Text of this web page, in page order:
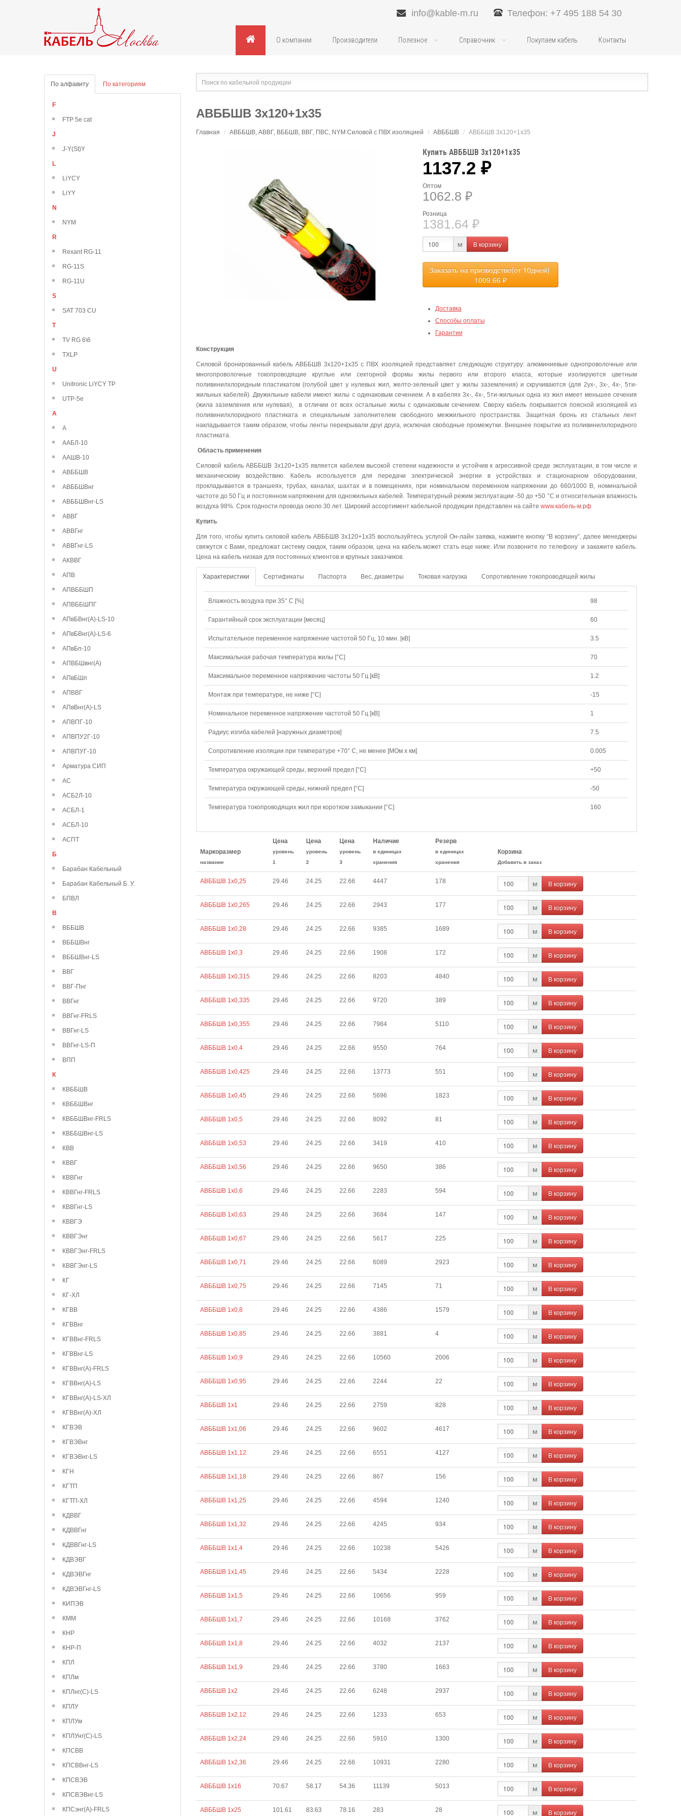
info@kable-m.ru Телефон: +7 495 188 54 30
О компании Производители Полезное Справочник Покупаем кабель Контакты
По алфавиту По категориям
F
FTP 5e cat
J
J-Y(St)Y
L
LiYCY
LiYY
N
NYM
R
Rexant RG-11
RG-11S
RG-11U
S
SAT 703 CU
T
TV RG 6\6
TXLP
U
Unitronic LiYCY TP
UTP-5e
А
А
ААБЛ-10
ААШВ-10
АВББШВ
АВББШВнг
АВББШВнг-LS
АВВГ
АВВГнг
АВВГнг-LS
АКВВГ
АПВ
АПВББШП
АПВББШПГ
АПвБВнг(А)-LS-10
АПвБВнг(А)-LS-6
АПвБп-10
АПВБШвнг(А)
АПвБШп
АПВВГ
АПвВнг(А)-LS
АПВПГ-10
АПВПУ2Г-10
АПВПУГ-10
Арматура СИП
АС
АСБ2Л-10
АСБЛ-1
АСБЛ-10
АСПТ
Б
Барабан Кабельный
Барабан Кабельный Б. У.
БПВЛ
В
ВББШВ
ВББШВнг
ВББШВнг-LS
ВВГ
ВВГ-Пнг
ВВГнг
ВВГнг-FRLS
ВВГнг-LS
ВВГнг-LS-П
ВПП
К
КВББШВ
КВББШВнг
КВББШВнг-FRLS
КВББШВнг-LS
КВВ
КВВГ
КВВГнг
КВВГнг-FRLS
КВВГнг-LS
КВВГЭ
КВВГЭнг
КВВГЭнг-FRLS
КВВГЭнг-LS
КГ
КГ-ХЛ
КГВВ
КГВВнг
КГВВнг-FRLS
КГВВнг-LS
КГВВнг(А)-FRLS
КГВВнг(А)-LS
КГВВнг(А)-LS-ХЛ
КГВВнг(А)-ХЛ
КГВЭВ
КГВЭВнг
КГВЭВнг-LS
КГН
КГТП
КГТП-ХЛ
КДВВГ
КДВВГнг
КДВВГнг-LS
КДВЭВГ
КДВЭВГнг
КДВЭВГнг-LS
КИПЭВ
КММ
КНР
КНР-П
КПЛ
КПЛм
КПЛнг(С)-LS
КПЛУ
КПЛУм
КПЛУнг(С)-LS
КПСВВ
КПСВВнг-LS
КПСВЭВ
КПСВЭВнг-LS
КПСэнг(А)-FRLS
АВББШВ 3х120+1х35
Главная / АВББШВ, АВВГ, ВББШВ, ВВГ, ПВС, NYM Силовой с ПВХ изоляцией / АВББШВ / АВББШВ 3х120+1х35
Купить АВББШВ 3х120+1х35
1137.2 ₽
Оптом
1062.8 ₽
Розница
1381.64 ₽
м В корзину
Заказать на призводстве(от 10дней)
1009.66 ₽
Доставка
Способы оплаты
Гарантии
Конструкция
Силовой бронированный кабель АВББШВ 3х120+1х35 с ПВХ изоляцией представляет следующую структуру: алюминиевые однопроволочные или
многопроволочные токопроводящие круглые или секторной формы жилы первого или второго класса, которые изолируются цветным
поливинилхлоридным пластикатом (голубой цвет у нулевых жил, желто-зеленый цвет у жилы заземления) и скручиваются (для 2ух-, 3х-, 4х-, 5ти-
жильных кабелей). Двужильные кабели имеют жилы с одинаковым сечением. А в кабелях 3х-, 4х-, 5ти-жильных одна из жил имеет меньшее сечения
(жила заземления или нулевая), в отличии от всех остальные жилы с одинаковым сечением. Сверху кабель покрывается поясной изоляцией из
поливинилхлоридного пластиката и специальным заполнителем свободного межжильного пространства. Защитная бронь из стальных лент
накладывается таким образом, чтобы ленты перекрывали друг друга, исключая свободные промежутки. Внешнее покрытие из поливинилхлоридного
пластиката.
Область применения
Силовой кабель АВББШВ 3х120+1х35 является кабелем высокой степени надежности и устойчив к агрессивной среде эксплуатации, в том числе и
механическому воздействию. Кабель используется для передачи электрической энергии в устройствах и стационарном оборудовании,
прокладывается в траншеях, трубах, каналах, шахтах и в помещениях, при номинальном переменном напряжении до 660/1000 В, номинальной
частоте до 50 Гц и постоянном напряжении для одножильных кабелей. Температурный режим эксплуатации -50 до +50 °C и относительная влажность
воздуха 98%. Срок годности провода около 30 лет. Широкий ассортимент кабельной продукции представлен на сайте www.кабель-м.рф
Купить
Для того, чтобы купить силовой кабель АВББШВ 3х120+1х35 воспользуйтесь услугой Он-лайн заявка, нажмите кнопку “В корзину”, далее менеджеры
свяжутся с Вами, предложат систему скидок, таким образом, цена на кабель может стать еще ниже. Или позвоните по телефону и закажите кабель.
Цена на кабель низкая для постоянных клиентов и крупных заказчиков.
Характеристики Сертификаты Паспорта Вес, диаметры Токовая нагрузка Сопротивление токопроводящей жилы
Влажность воздуха при 35° C [%] 98
Гарантийный срок эксплуатации [месяц] 60
Испытательное переменное напряжение частотой 50 Гц, 10 мин. [кВ] 3.5
Максимальная рабочая температура жилы [°С] 70
Максимальное переменное напряжение частоты 50 Гц [кВ] 1.2
Монтаж при температуре, не ниже [°C] -15
Номинальное переменное напряжение частотой 50 Гц [кВ] 1
Радиус изгиба кабелей [наружных диаметров] 7.5
Сопротивление изоляции при температуре +70° С, не менее [МОм х км] 0.005
Температура окружающей среды, верхний предел [°C] +50
Температура окружающей среды, нижний предел [°C] -50
Температура токопроводящих жил при коротком замыкании [°С] 160
Маркоразмер
название
Цена
уровень
1
Цена
уровень
2
Цена
уровень
3
Наличие
в единицах
хранения
Резерв
в единицах
хранения
Корзина
Добавить в заказ
АВББШВ 1х0,25 29.46 24.25 22.66 4447 178 м В корзину
АВББШВ 1х0,265 29.46 24.25 22.66 2943 177 м В корзину
АВББШВ 1х0,28 29.46 24.25 22.66 9385 1689 м В корзину
АВББШВ 1х0,3 29.46 24.25 22.66 1908 172 м В корзину
АВББШВ 1х0,315 29.46 24.25 22.66 8203 4840 м В корзину
АВББШВ 1х0,335 29.46 24.25 22.66 9720 389 м В корзину
АВББШВ 1х0,355 29.46 24.25 22.66 7984 5110 м В корзину
АВББШВ 1х0,4 29.46 24.25 22.66 9550 764 м В корзину
АВББШВ 1х0,425 29.46 24.25 22.66 13773 551 м В корзину
АВББШВ 1х0,45 29.46 24.25 22.66 5696 1823 м В корзину
АВББШВ 1х0,5 29.46 24.25 22.66 8092 81 м В корзину
АВББШВ 1х0,53 29.46 24.25 22.66 3419 410 м В корзину
АВББШВ 1х0,56 29.46 24.25 22.66 9650 386 м В корзину
АВББШВ 1х0,6 29.46 24.25 22.66 2283 594 м В корзину
АВББШВ 1х0,63 29.46 24.25 22.66 3684 147 м В корзину
АВББШВ 1х0,67 29.46 24.25 22.66 5617 225 м В корзину
АВББШВ 1х0,71 29.46 24.25 22.66 6089 2923 м В корзину
АВББШВ 1х0,75 29.46 24.25 22.66 7145 71 м В корзину
АВББШВ 1х0,8 29.46 24.25 22.66 4386 1579 м В корзину
АВББШВ 1х0,85 29.46 24.25 22.66 3881 4 м В корзину
АВББШВ 1х0,9 29.46 24.25 22.66 10560 2006 м В корзину
АВББШВ 1х0,95 29.46 24.25 22.66 2244 22 м В корзину
АВББШВ 1х1 29.46 24.25 22.66 2759 828 м В корзину
АВББШВ 1х1,06 29.46 24.25 22.66 9602 4617 м В корзину
АВББШВ 1х1,12 29.46 24.25 22.66 6551 4127 м В корзину
АВББШВ 1х1,18 29.46 24.25 22.66 867 156 м В корзину
АВББШВ 1х1,25 29.46 24.25 22.66 4594 1240 м В корзину
АВББШВ 1х1,32 29.46 24.25 22.66 4245 934 м В корзину
АВББШВ 1х1,4 29.46 24.25 22.66 10238 5426 м В корзину
АВББШВ 1х1,45 29.46 24.25 22.66 5434 2228 м В корзину
АВББШВ 1х1,5 29.46 24.25 22.66 10656 959 м В корзину
АВББШВ 1х1,7 29.46 24.25 22.66 10168 3762 м В корзину
АВББШВ 1х1,8 29.46 24.25 22.66 4032 2137 м В корзину
АВББШВ 1х1,9 29.46 24.25 22.66 3780 1663 м В корзину
АВББШВ 1х2 29.46 24.25 22.66 6248 2937 м В корзину
АВББШВ 1х2,12 29.46 24.25 22.66 1233 653 м В корзину
АВББШВ 1х2,24 29.46 24.25 22.66 5910 1300 м В корзину
АВББШВ 1х2,36 29.46 24.25 22.66 10931 2280 м В корзину
АВББШВ 1х16 70.67 58.17 54.36 11139 5013 м В корзину
АВББШВ 1х25 101.61 83.63 78.16 283 28 м В корзину